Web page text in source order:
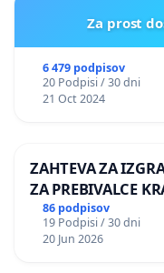
Za prost
6 479 podpisov
20 Podpisi / 30 dni
21 Oct 2024
ZAHTEVA ZA
ZA PREBIVALCE
PRESTRANEK
86 podpisov
19 Podpisi / 30 dni
20 Jun 2026